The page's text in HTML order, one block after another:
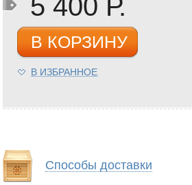
5 400 Р.
В КОРЗИНУ
В ИЗБРАННОЕ
Способы доставки